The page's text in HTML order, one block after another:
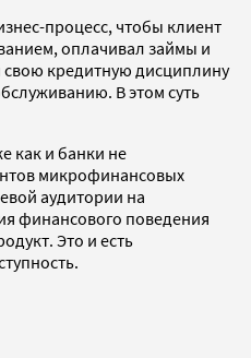
процесс, чтобы клиент
оплачивал займы и
свою кредитную дисциплину
В этом суть
как и банки не
микрофинансовых
аудитории на
финансового поведения
Это и есть